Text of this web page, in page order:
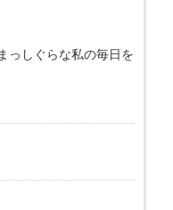
っしぐらな私の毎日を